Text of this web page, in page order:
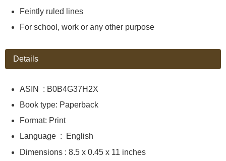
Feintly ruled lines
For school, work or any other purpose
Details
ASIN ‏ : ‎B0B4G37H2X
Book type: Paperback
Format: Print
Language ‏ : ‎ English
Dimensions : 8.5 x 0.45 x 11 inches